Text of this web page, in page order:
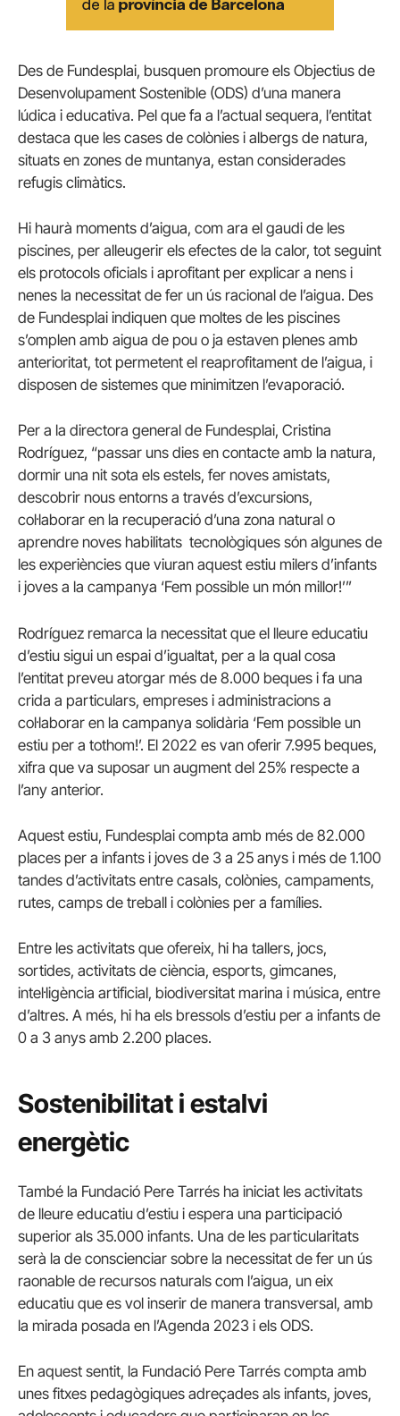
Des de Fundesplai, busquen promoure els Objectius de
Desenvolupament Sostenible (ODS) d’una manera
lúdica i educativa. Pel que fa a l’actual sequera, l’entitat
destaca que les cases de colònies i albergs de natura,
situats en zones de muntanya, estan considerades
refugis climàtics.
Hi haurà moments d’aigua, com ara el gaudi de les
piscines, per alleugerir els efectes de la calor, tot seguint
els protocols oficials i aprofitant per explicar a nens i
nenes la necessitat de fer un ús racional de l’aigua. Des
de Fundesplai indiquen que moltes de les piscines
s’omplen amb aigua de pou o ja estaven plenes amb
anterioritat, tot permetent el reaprofitament de l’aigua, i
disposen de sistemes que minimitzen l’evaporació.
Per a la directora general de Fundesplai, Cristina
Rodríguez, “passar uns dies en contacte amb la natura,
dormir una nit sota els estels, fer noves amistats,
descobrir nous entorns a través d’excursions,
col·laborar en la recuperació d’una zona natural o
aprendre noves habilitats tecnològiques són algunes de
les experiències que viuran aquest estiu milers d’infants
i joves a la campanya ‘Fem possible un món millor!’”
Rodríguez remarca la necessitat que el lleure educatiu
d’estiu sigui un espai d’igualtat, per a la qual cosa
l’entitat preveu atorgar més de 8.000 beques i fa una
crida a particulars, empreses i administracions a
col·laborar en la campanya solidària ‘Fem possible un
estiu per a tothom!’. El 2022 es van oferir 7.995 beques,
xifra que va suposar un augment del 25% respecte a
l’any anterior.
Aquest estiu, Fundesplai compta amb més de 82.000
places per a infants i joves de 3 a 25 anys i més de 1.100
tandes d’activitats entre casals, colònies, campaments,
rutes, camps de treball i colònies per a famílies.
Entre les activitats que ofereix, hi ha tallers, jocs,
sortides, activitats de ciència, esports, gimcanes,
intel·ligència artificial, biodiversitat marina i música, entre
d’altres. A més, hi ha els bressols d’estiu per a infants de
0 a 3 anys amb 2.200 places.
Sostenibilitat i estalvi
energètic
També la Fundació Pere Tarrés ha iniciat les activitats
de lleure educatiu d’estiu i espera una participació
superior als 35.000 infants. Una de les particularitats
serà la de conscienciar sobre la necessitat de fer un ús
raonable de recursos naturals com l’aigua, un eix
educatiu que es vol inserir de manera transversal, amb
la mirada posada en l’Agenda 2023 i els ODS.
En aquest sentit, la Fundació Pere Tarrés compta amb
unes fitxes pedagògiques adreçades als infants, joves,